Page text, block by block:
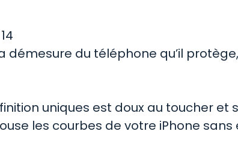
du téléphone qu’il
uniques est doux au toucher
les courbes de votre iPhone